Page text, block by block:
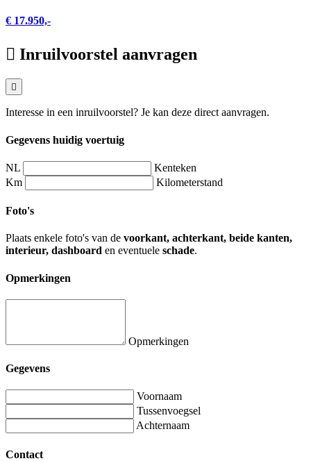
€ 17.950,-
Inruilvoorstel aanvragen
Interesse in een inruilvoorstel? Je kan deze direct aanvragen.
Gegevens huidig voertuig
NL
Kenteken
Km
Kilometerstand
Foto's
Plaats enkele foto's van de voorkant, achterkant, beide kanten,
interieur, dashboard en eventuele schade.
Opmerkingen
Opmerkingen
Gegevens
Voornaam
Tussenvoegsel
Achternaam
Contact